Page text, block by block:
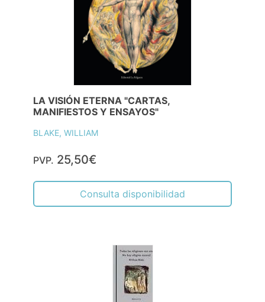
LA VISIÓN ETERNA "CARTAS,
MANIFIESTOS Y ENSAYOS"
BLAKE, WILLIAM
PVP. 25,50€
Consulta disponibilidad